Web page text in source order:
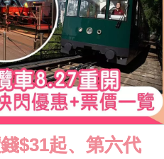
$31起、第六代